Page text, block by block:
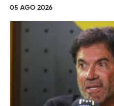
05 AGO 2026